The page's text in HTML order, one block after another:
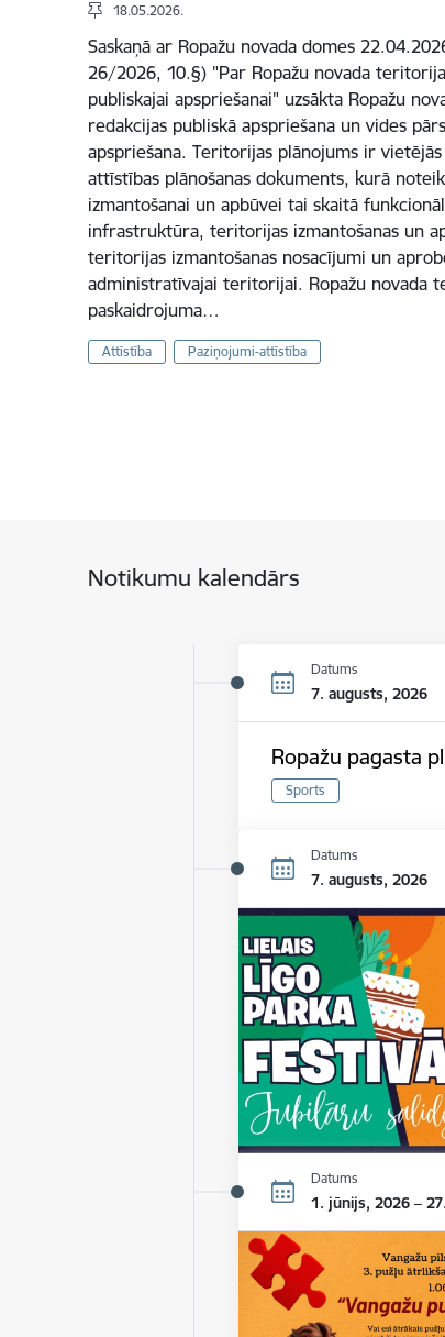
18.05.2026.
Saskaņā ar Ropažu novada domes
26/2026, 10.§) "Par Ropažu novada
publiskajai apspriešanai" uzsākta Ropažu
redakcijas publiskā apspriešana un vides
apspriešana. Teritorijas plānojums ir
attīstības plānošanas dokuments, kurā
izmantošanai un apbūvei tai skaitā
infrastruktūra, teritorijas izmantošanas un
teritorijas izmantošanas nosacījumi un
administratīvajai teritorijai. Ropažu novada
paskaidrojuma…
Attīstība Paziņojumi-attīstība
Notikumu kalendārs
Datums
7. augusts, 2026
Ropažu pagasta
Sports
Datums
7. augusts, 2026
Datums
1. jūnijs, 2026 –